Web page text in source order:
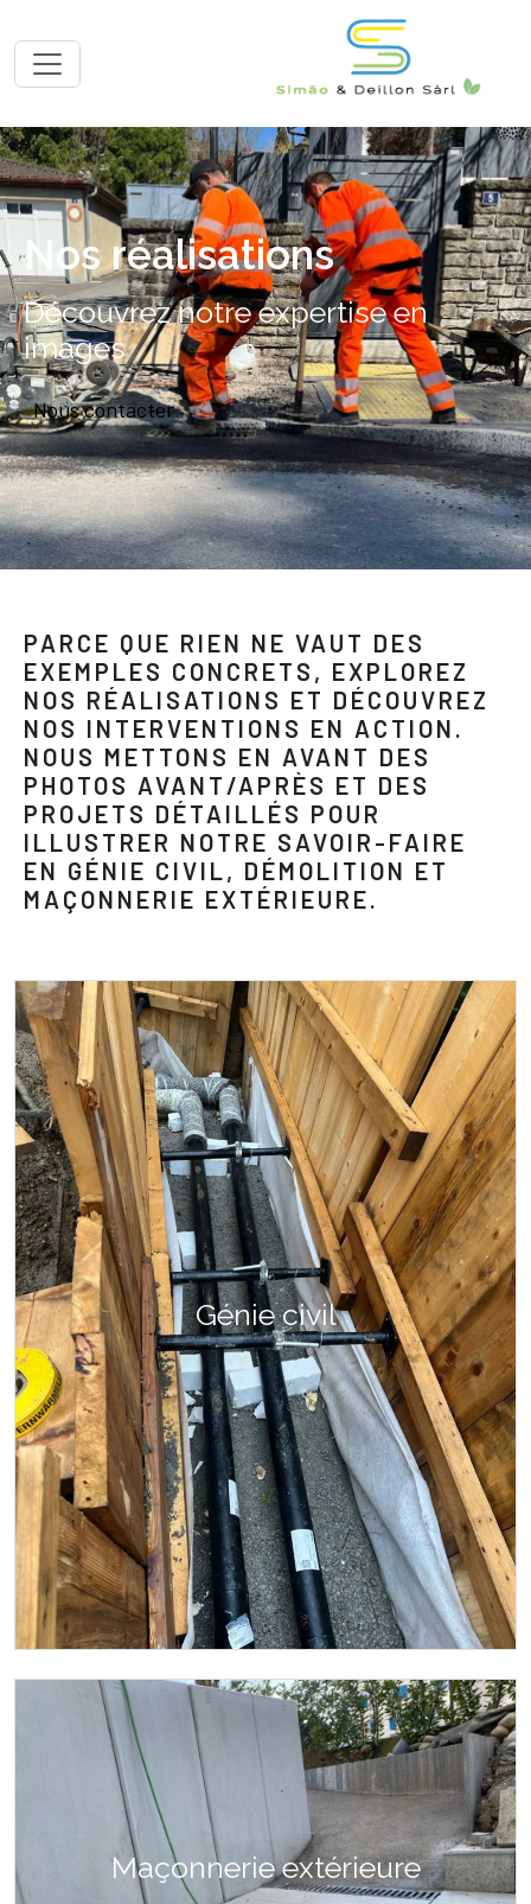
Nos réalisations
Découvrez notre expertise en
images
Nous contacter
PARCE QUE RIEN NE VAUT DES
EXEMPLES CONCRETS, EXPLOREZ
NOS RÉALISATIONS ET DÉCOUVREZ
NOS INTERVENTIONS EN ACTION.
NOUS METTONS EN AVANT DES
PHOTOS AVANT/APRÈS ET DES
PROJETS DÉTAILLÉS POUR
ILLUSTRER NOTRE SAVOIR-FAIRE
EN GÉNIE CIVIL, DÉMOLITION ET
MAÇONNERIE EXTÉRIEURE.
Génie civil
Maçonnerie extérieure